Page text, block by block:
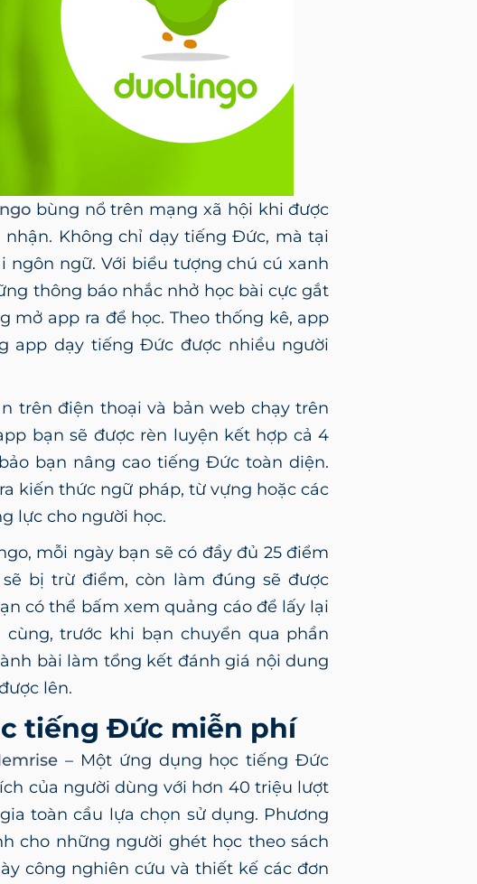
bùng nổ trên mạng xã hội khi được
Không chỉ dạy tiếng Đức, mà tại
ngôn ngữ. Với biểu tượng chú cú xanh
thông báo nhắc nhở học bài cực gắt
app ra để học. Theo thống kê, app
app dạy tiếng Đức được nhiều người
trên điện thoại và bản web chạy trên
bạn sẽ được rèn luyện kết hợp cả 4
bạn nâng cao tiếng Đức toàn diện.
kiến thức ngữ pháp, từ vựng hoặc các
lực cho người học.
mỗi ngày bạn sẽ có đầy đủ 25 điểm
bị trừ điểm, còn làm đúng sẽ được
có thể bấm xem quảng cáo để lấy lại
trước khi bạn chuyển qua phần
bài làm tổng kết đánh giá nội dung
lên.
tiếng Đức miễn phí
– Một ứng dụng học tiếng Đức
của người dùng với hơn 40 triệu lượt
toàn cầu lựa chọn sử dụng. Phương
cho những người ghét học theo sách
công nghiên cứu và thiết kế các đơn